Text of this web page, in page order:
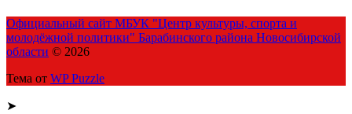
Официальный сайт МБУК "Центр культуры, спорта и
молодёжной политики" Барабинского района Новосибирской
области © 2026
Тема от WP Puzzle
➤